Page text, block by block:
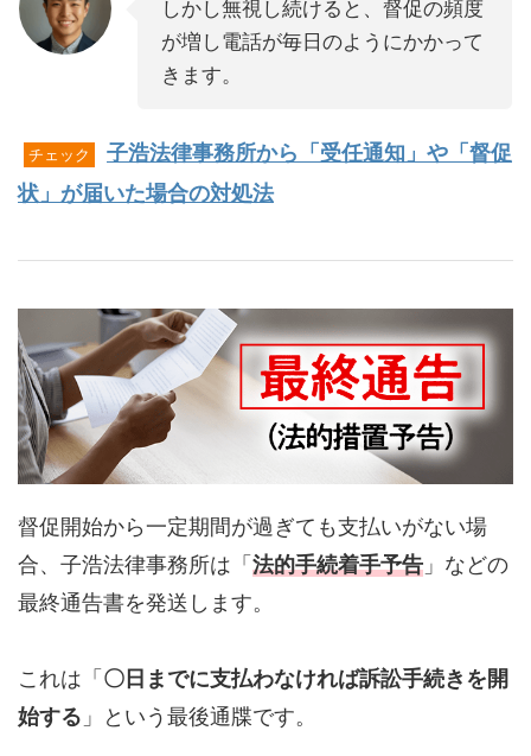
しかし無視し続けると、督促の頻度
が増し電話が毎日のようにかかって
きます。
チェック
子浩法律事務所から「受任通知」や「督促
状」が届いた場合の対処法
督促開始から一定期間が過ぎても支払いがない場
合、子浩法律事務所は「法的手続着手予告 」などの
最終通告書を発送します。
これは「〇日までに支払わなければ訴訟手続きを開
始する 」という最後通牒です。